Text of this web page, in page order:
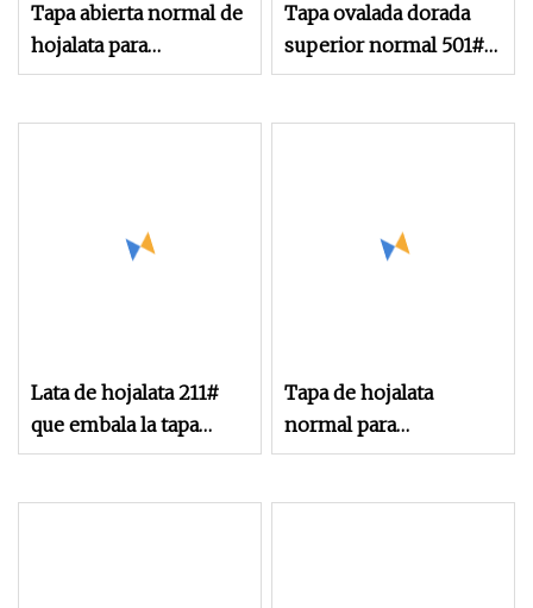
Tapa abierta normal de
hojalata para
bebidas/frutas/latas de
Tapa ovalada dorada
superior normal 501#
para lata de comida de
Lata de hojalata 211#
que embala la tapa
normal abierta fácil
Tapa de hojalata
normal para
leche/café/lata de